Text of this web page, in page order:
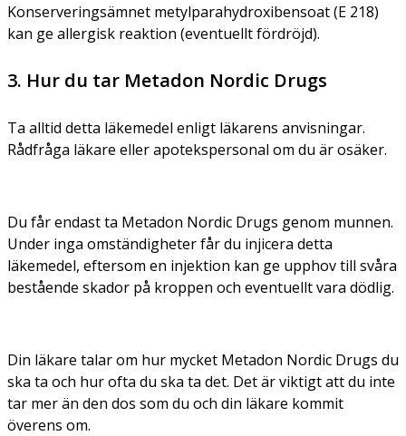
Konserveringsämnet metylparahydroxibensoat (E 218)
kan ge allergisk reaktion (eventuellt fördröjd).
3. Hur du tar Metadon Nordic Drugs
Ta alltid detta läkemedel enligt läkarens anvisningar.
Rådfråga läkare eller apotekspersonal om du är osäker.
Du får endast ta Metadon Nordic Drugs genom munnen.
Under inga omständigheter får du injicera detta
läkemedel, eftersom en injektion kan ge upphov till svåra
bestående skador på kroppen och eventuellt vara dödlig.
Din läkare talar om hur mycket Metadon Nordic Drugs du
ska ta och hur ofta du ska ta det. Det är viktigt att du inte
tar mer än den dos som du och din läkare kommit
överens om.